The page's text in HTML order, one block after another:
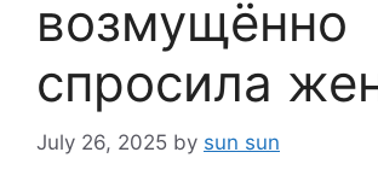
возмущённо
спросила
July 26, 2025 by sun sun